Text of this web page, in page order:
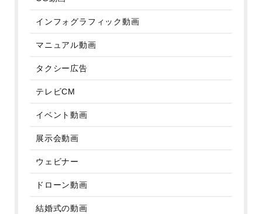
インフォグラフィック動画
マニュアル動画
タクシー広告
テレビCM
イベント動画
展示会動画
ウェビナー
ドローン動画
結婚式の動画